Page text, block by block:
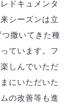
ドキュメンタ
シーズンは立
撒いてきた種
ています。フ
しんでいただ
にいただいた
の改善等も進